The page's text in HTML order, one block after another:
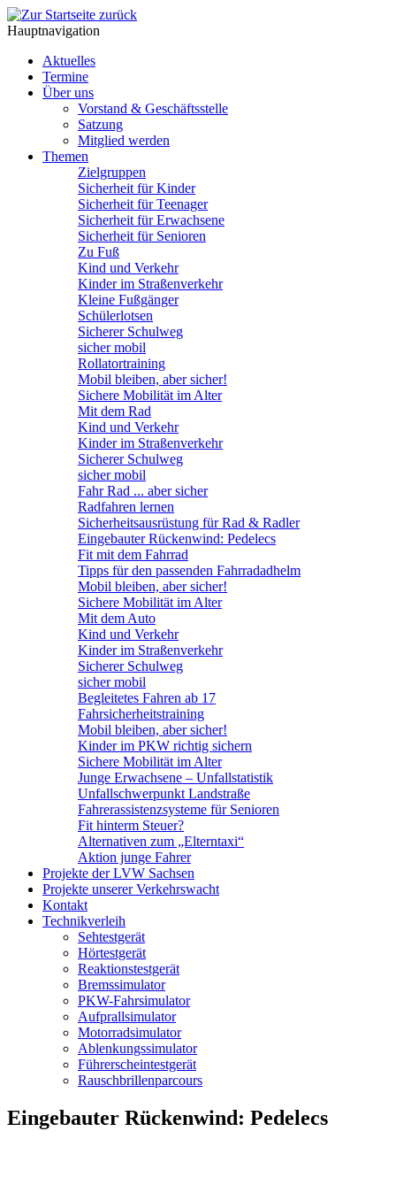
Hauptnavigation
Aktuelles
Termine
Über uns
Vorstand & Geschäftsstelle
Satzung
Mitglied werden
Themen
Zielgruppen
Sicherheit für Kinder
Sicherheit für Teenager
Sicherheit für Erwachsene
Sicherheit für Senioren
Zu Fuß
Kind und Verkehr
Kinder im Straßenverkehr
Kleine Fußgänger
Schülerlotsen
Sicherer Schulweg
sicher mobil
Rollatortraining
Mobil bleiben, aber sicher!
Sichere Mobilität im Alter
Mit dem Rad
Kind und Verkehr
Kinder im Straßenverkehr
Sicherer Schulweg
sicher mobil
Fahr Rad ... aber sicher
Radfahren lernen
Sicherheitsausrüstung für Rad & Radler
Eingebauter Rückenwind: Pedelecs
Fit mit dem Fahrrad
Tipps für den passenden Fahrradadhelm
Mobil bleiben, aber sicher!
Sichere Mobilität im Alter
Mit dem Auto
Kind und Verkehr
Kinder im Straßenverkehr
Sicherer Schulweg
sicher mobil
Begleitetes Fahren ab 17
Fahrsicherheitstraining
Mobil bleiben, aber sicher!
Kinder im PKW richtig sichern
Sichere Mobilität im Alter
Junge Erwachsene – Unfallstatistik
Unfallschwerpunkt Landstraße
Fahrerassistenzsysteme für Senioren
Fit hinterm Steuer?
Alternativen zum „Elterntaxi“
Aktion junge Fahrer
Projekte der LVW Sachsen
Projekte unserer Verkehrswacht
Kontakt
Technikverleih
Sehtestgerät
Hörtestgerät
Reaktionstestgerät
Bremssimulator
PKW-Fahrsimulator
Aufprallsimulator
Motorradsimulator
Ablenkungssimulator
Führerscheintestgerät
Rauschbrillenparcours
Eingebauter Rückenwind: Pedelecs